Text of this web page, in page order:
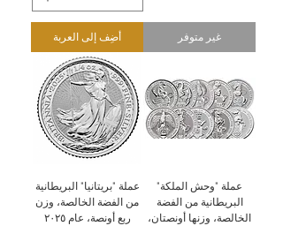
غير متوفر أضِف إلى العربة
عملة "وحش الملكة"
البريطانية من الفضة
الخالصة، وزنها أونصتان،
عملة "بريتانيا" البريطانية
من الفضة الخالصة، وزن
ربع أونصة، عام ٢٠٢٥